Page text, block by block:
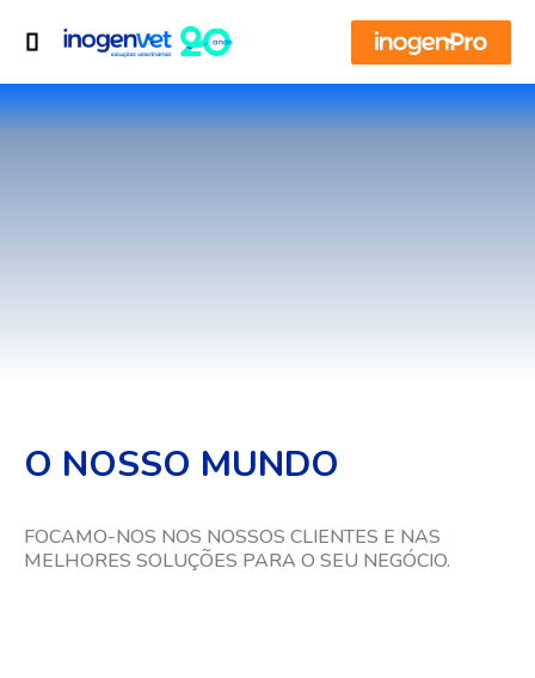
O NOSSO MUNDO
FOCAMO-NOS NOS NOSSOS CLIENTES E NAS
MELHORES SOLUÇÕES PARA O SEU NEGÓCIO.